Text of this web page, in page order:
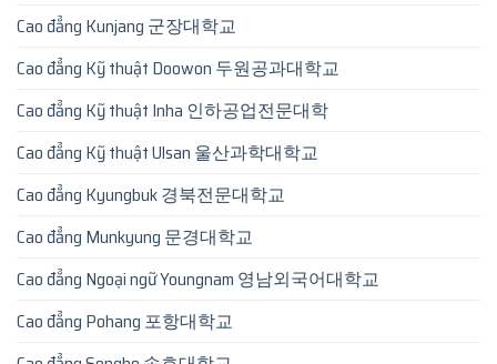
Cao đẳng Kunjang 군장대학교
Cao đẳng Kỹ thuật Doowon 두원공과대학교
Cao đẳng Kỹ thuật Inha 인하공업전문대학
Cao đẳng Kỹ thuật Ulsan 울산과학대학교
Cao đẳng Kyungbuk 경북전문대학교
Cao đẳng Munkyung 문경대학교
Cao đẳng Ngoại ngữ Youngnam 영남외국어대학교
Cao đẳng Pohang 포항대학교